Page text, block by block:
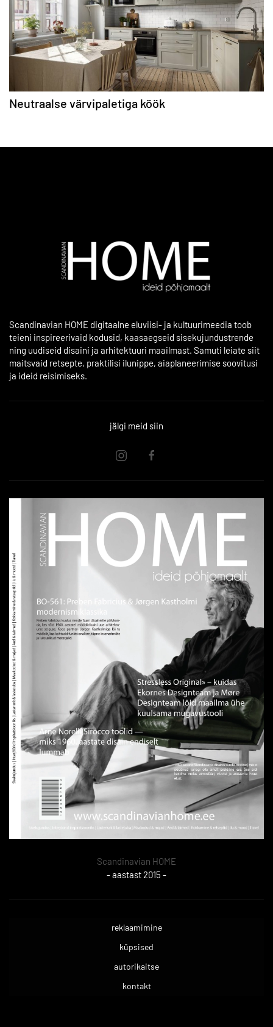
Neutraalse värvipaletiga köök
Scandinavian HOME digitaalne eluviisi- ja kultuurimeedia toob
teieni inspireerivaid kodusid, kaasaegseid sisekujundustrende
ning uudiseid disaini ja arhitektuuri maailmast. Samuti leiate siit
maitsvaid retsepte, praktilisi ilunippe, aiaplaneerimise soovitusi
ja ideid reisimiseks.
jälgi meid siin
Scandinavian HOME
- aastast 2015 -
reklaamimine
küpsised
autorikaitse
kontakt